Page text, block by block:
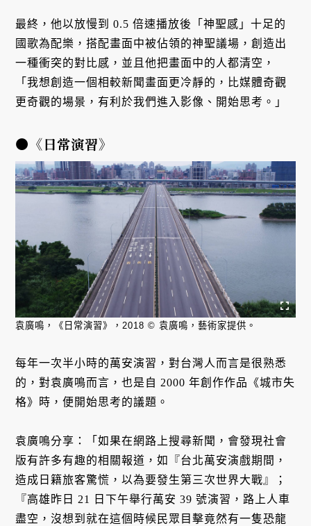
最終，他以放慢到 0.5 倍速播放後「神聖感」十足的
國歌為配樂，搭配畫面中被佔領的神聖議場，創造出
一種衝突的對比感，並且他把畫面中的人都清空，
「我想創造一個相較新聞畫面更冷靜的，比媒體奇觀
更奇觀的場景，有利於我們進入影像、開始思考。」
●《日常演習》
袁廣鳴，《日常演習》，2018 © 袁廣鳴，藝術家提供。
每年一次半小時的萬安演習，對台灣人而言是很熟悉
的，對袁廣鳴而言，也是自 2000 年創作作品《城市失
格》時，便開始思考的議題。
袁廣鳴分享：「如果在網路上搜尋新聞，會發現社會
版有許多有趣的相關報道，如『台北萬安演戲期間，
造成日籍旅客驚慌，以為要發生第三次世界大戰』；
『高雄昨日 21 日下午舉行萬安 39 號演習，路上人車
盡空，沒想到就在這個時候民眾目擊竟然有一隻恐龍